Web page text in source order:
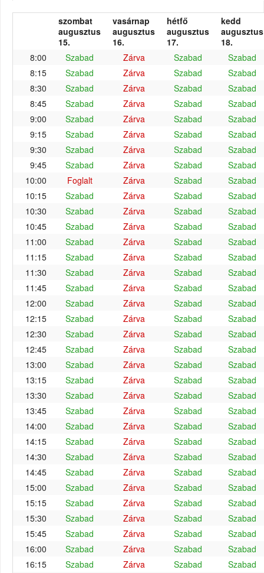
szombat
augusztus
15.
vasárnap
augusztus
16.
hétfő
augusztus
17.
kedd
augusztus
18.
8:00
Szabad Zárva Szabad
Szabad
8:15
Szabad Zárva Szabad
Szabad
8:30
Szabad Zárva Szabad
Szabad
8:45
Szabad Zárva Szabad
Szabad
9:00
Szabad Zárva Szabad
Szabad
9:15
Szabad Zárva Szabad
Szabad
9:30
Szabad Zárva Szabad
Szabad
9:45
Szabad Zárva Szabad
Szabad
10:00
Foglalt Zárva Szabad
Szabad
10:15
Szabad Zárva Szabad
Szabad
10:30
Szabad Zárva Szabad
Szabad
10:45
Szabad Zárva Szabad
Szabad
11:00
Szabad Zárva Szabad
Szabad
11:15
Szabad Zárva Szabad
Szabad
11:30
Szabad Zárva Szabad
Szabad
11:45
Szabad Zárva Szabad
Szabad
12:00
Szabad Zárva Szabad
Szabad
12:15
Szabad Zárva Szabad
Szabad
12:30
Szabad Zárva Szabad
Szabad
12:45
Szabad Zárva Szabad
Szabad
13:00
Szabad Zárva Szabad
Szabad
13:15
Szabad Zárva Szabad
Szabad
13:30
Szabad Zárva Szabad
Szabad
13:45
Szabad Zárva Szabad
Szabad
14:00
Szabad Zárva Szabad
Szabad
14:15
Szabad Zárva Szabad
Szabad
14:30
Szabad Zárva Szabad
Szabad
14:45
Szabad Zárva Szabad
Szabad
15:00
Szabad Zárva Szabad
Szabad
15:15
Szabad Zárva Szabad
Szabad
15:30
Szabad Zárva Szabad
Szabad
15:45
Szabad Zárva Szabad
Szabad
16:00
Szabad Zárva Szabad
Szabad
16:15
Szabad Zárva Szabad Szabad